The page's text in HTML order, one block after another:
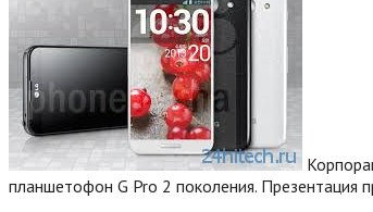
планшетофон G Pro 2 поколения. Презентация